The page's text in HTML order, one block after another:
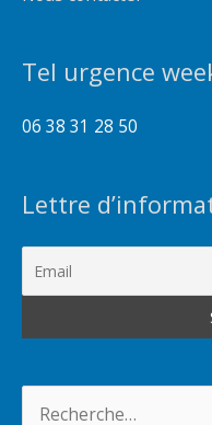
Tel urgence
06 38 31 28 50
Lettre